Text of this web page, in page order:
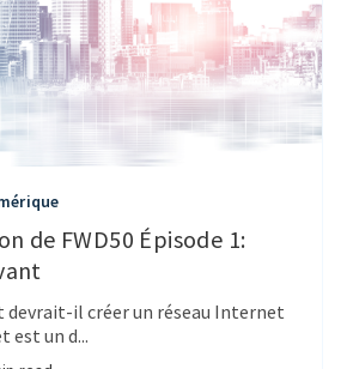
de FWD50 Épisode 1:
devrait-il créer un réseau Internet
est un d...